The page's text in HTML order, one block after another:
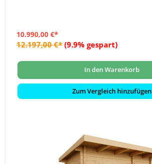
10.990,00 €*
12.197,00 €* (9.9% gespart)
In den Warenkorb
Zum Vergleich hinzufügen